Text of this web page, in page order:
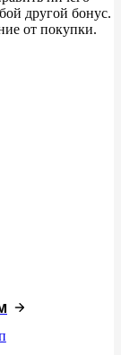
другой бонус.
от покупки.